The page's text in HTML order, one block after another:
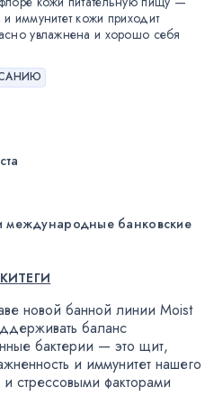
иммунитет кожи приходит
увлажнена и хорошо себя
международные банковские
ТЕГИ
новой банной линии Moist
баланс
бактерии — это щит,
и иммунитет нашего
стрессовыми факторами